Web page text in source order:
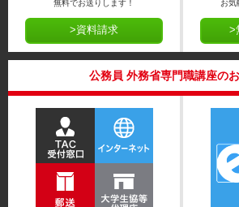
無料でお送りします！
>資料請求
お気
>
公務員 外務省専門職講座の